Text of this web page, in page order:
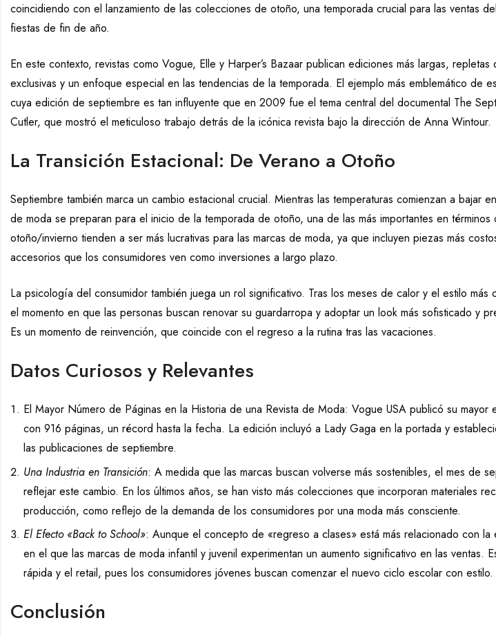
coincidiendo con el lanzamiento de las colecciones de otoño, una temporada crucial para las ventas
fiestas de fin de año.
En este contexto, revistas como Vogue, Elle y Harper’s Bazaar publican ediciones más largas,
exclusivas y un enfoque especial en las tendencias de la temporada. El ejemplo más emblemático de
cuya edición de septiembre es tan influyente que en 2009 fue el tema central del documental The
Cutler, que mostró el meticuloso trabajo detrás de la icónica revista bajo la dirección de Anna Wintour.
La Transición Estacional: De Verano a Otoño
Septiembre también marca un cambio estacional crucial. Mientras las temperaturas comienzan a bajar
de moda se preparan para el inicio de la temporada de otoño, una de las más importantes en
otoño/invierno tienden a ser más lucrativas para las marcas de moda, ya que incluyen piezas más
accesorios que los consumidores ven como inversiones a largo plazo.
La psicología del consumidor también juega un rol significativo. Tras los meses de calor y el estilo más
el momento en que las personas buscan renovar su guardarropa y adoptar un look más sofisticado y
Es un momento de reinvención, que coincide con el regreso a la rutina tras las vacaciones.
Datos Curiosos y Relevantes
El Mayor Número de Páginas en la Historia de una Revista de Moda: Vogue USA publicó su
con 916 páginas, un récord hasta la fecha. La edición incluyó a Lady Gaga en la portada y
las publicaciones de septiembre.
Una Industria en Transición: A medida que las marcas buscan volverse más sostenibles, el mes de
reflejar este cambio. En los últimos años, se han visto más colecciones que incorporan materiales
producción, como reflejo de la demanda de los consumidores por una moda más consciente.
El Efecto «Back to School»: Aunque el concepto de «regreso a clases» está más relacionado con la
en el que las marcas de moda infantil y juvenil experimentan un aumento significativo en las ventas.
rápida y el retail, pues los consumidores jóvenes buscan comenzar el nuevo ciclo escolar con estilo.
Conclusión